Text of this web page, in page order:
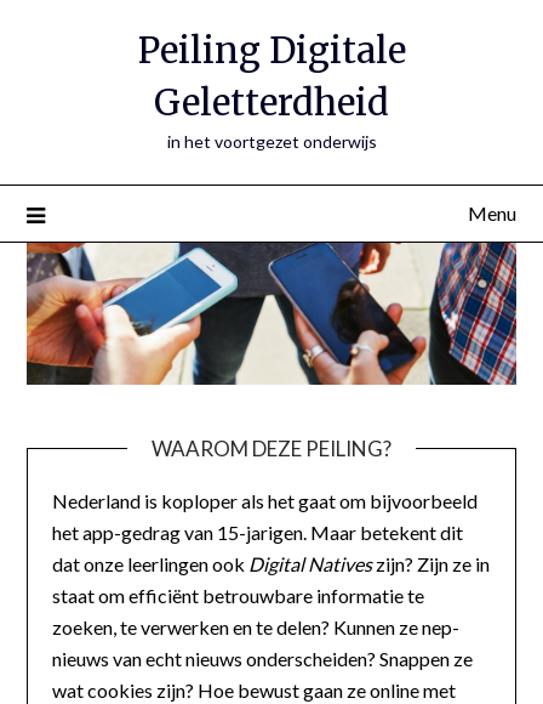
Peiling Digitale
Geletterdheid
in het voortgezet onderwijs
Menu
WAAROM DEZE PEILING?
Nederland is koploper als het gaat om bijvoorbeeld
het app-gedrag van 15-jarigen. Maar betekent dit
dat onze leerlingen ook Digital Nativeszijn? Zijn ze in
staat om efficiënt betrouwbare informatie te
zoeken, te verwerken en te delen? Kunnen ze nep-
nieuws van echt nieuws onderscheiden? Snappen ze
wat cookies zijn? Hoe bewust gaan ze online met